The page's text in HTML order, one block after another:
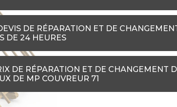
DE RÉPARATION ET DE
DE 24 HEURES
DE RÉPARATION ET DE CHANGEMENT
DE MP COUVREUR 71